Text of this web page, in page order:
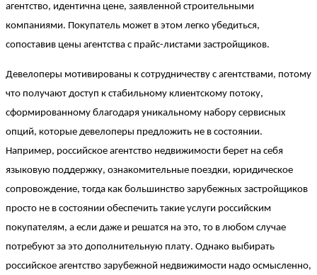
агентство, идентична цене, заявленной строительными
компаниями. Покупатель может в этом легко убедиться,
сопоставив цены агентства с прайс-листами застройщиков.
Девелоперы мотивированы к сотрудничеству с агентствами, потому
что получают доступ к стабильному клиентскому потоку,
сформированному благодаря уникальному набору сервисных
опций, которые девелоперы предложить не в состоянии.
Например, российское агентство недвижимости берет на себя
языковую поддержку, ознакомительные поездки, юридическое
сопровождение, тогда как большинство зарубежных застройщиков
просто не в состоянии обеспечить такие услуги российским
покупателям, а если даже и решатся на это, то в любом случае
потребуют за это дополнительную плату. Однако выбирать
российское агентство зарубежной недвижимости надо осмысленно,